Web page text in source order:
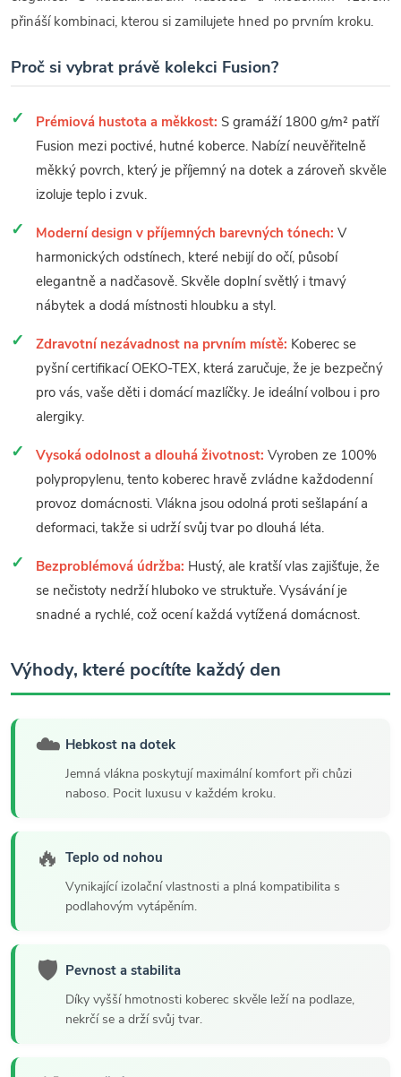
přináší kombinaci, kterou si zamilujete hned po prvním kroku.
Proč si vybrat právě kolekci Fusion?
Prémiová hustota a měkkost: S gramáží 1800 g/m² patří
Fusion mezi poctivé, hutné koberce. Nabízí neuvěřitelně
měkký povrch, který je příjemný na dotek a zároveň skvěle
izoluje teplo i zvuk.
Moderní design v příjemných barevných tónech: V
harmonických odstínech, které nebijí do očí, působí
elegantně a nadčasově. Skvěle doplní světlý i tmavý
nábytek a dodá místnosti hloubku a styl.
Zdravotní nezávadnost na prvním místě: Koberec se
pyšní certifikací OEKO-TEX, která zaručuje, že je bezpečný
pro vás, vaše děti i domácí mazlíčky. Je ideální volbou i pro
alergiky.
Vysoká odolnost a dlouhá životnost: Vyroben ze 100%
polypropylenu, tento koberec hravě zvládne každodenní
provoz domácnosti. Vlákna jsou odolná proti sešlapání a
deformaci, takže si udrží svůj tvar po dlouhá léta.
Bezproblémová údržba: Hustý, ale kratší vlas zajišťuje, že
se nečistoty nedrží hluboko ve struktuře. Vysávání je
snadné a rychlé, což ocení každá vytížená domácnost.
Výhody, které pocítíte každý den
☁️ Hebkost na dotek
Jemná vlákna poskytují maximální komfort při chůzi
naboso. Pocit luxusu v každém kroku.
🔥 Teplo od nohou
Vynikající izolační vlastnosti a plná kompatibilita s
podlahovým vytápěním.
🛡️ Pevnost a stabilita
Díky vyšší hmotnosti koberec skvěle leží na podlaze,
nekrčí se a drží svůj tvar.